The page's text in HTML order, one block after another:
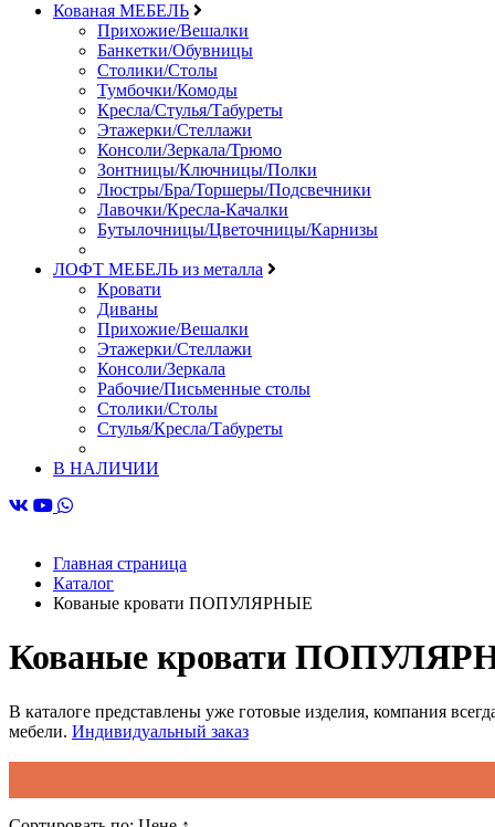
Кованая МЕБЕЛЬ
Прихожие/Вешалки
Банкетки/Обувницы
Столики/Столы
Тумбочки/Комоды
Кресла/Стулья/Табуреты
Этажерки/Стеллажи
Консоли/Зеркала/Трюмо
Зонтницы/Ключницы/Полки
Люстры/Бра/Торшеры/Подсвечники
Лавочки/Кресла-Качалки
Бутылочницы/Цветочницы/Карнизы
ЛОФТ МЕБЕЛЬ из металла
Кровати
Диваны
Прихожие/Вешалки
Этажерки/Стеллажи
Консоли/Зеркала
Рабочие/Письменные столы
Столики/Столы
Стулья/Кресла/Табуреты
В НАЛИЧИИ
Главная страница
Каталог
Кованые кровати ПОПУЛЯРНЫЕ
Кованые кровати
В каталоге представлены уже готовые изделия, компания
мебели. Индивидуальный заказ